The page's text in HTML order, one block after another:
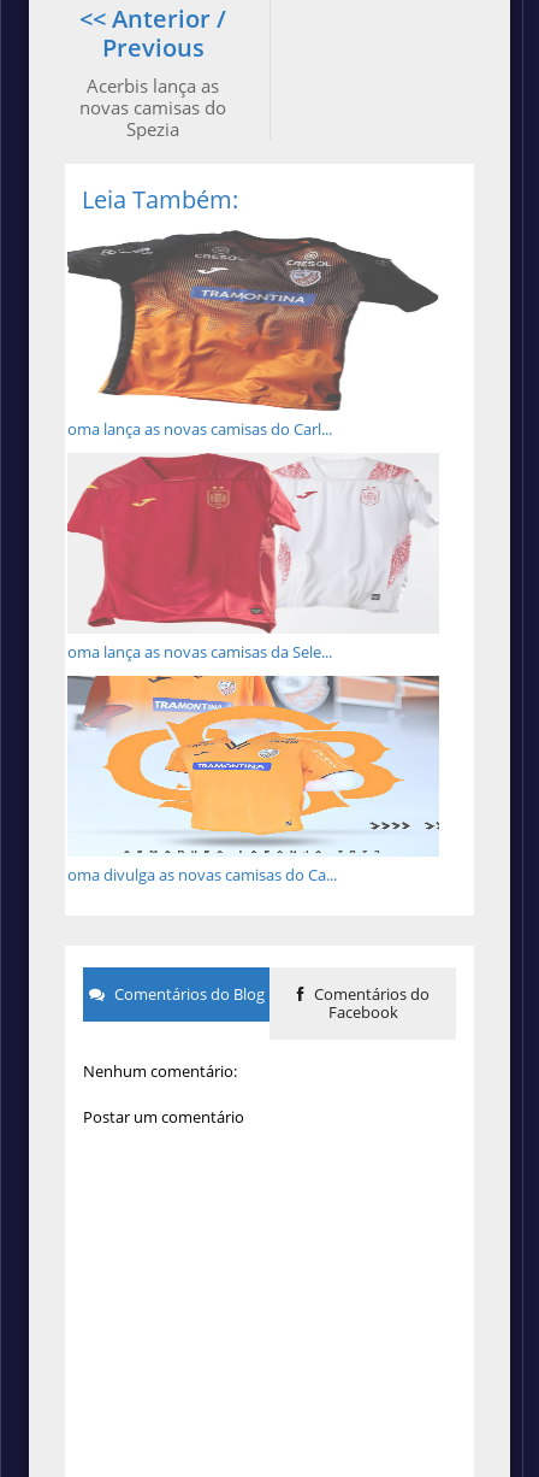
<< Anterior /
Previous
Acerbis lança as
novas camisas do
Spezia
Leia Também:
Joma lança as novas camisas do Carl...
Joma lança as novas camisas da Sele...
Joma divulga as novas camisas do Ca...
Comentários do Blog
Comentários do
Facebook
Nenhum comentário:
Postar um comentário